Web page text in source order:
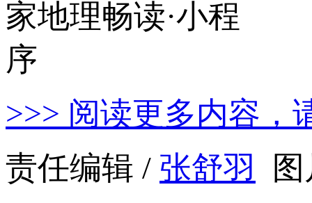
>>> 阅读更多内容，
责任编辑 / 张舒羽